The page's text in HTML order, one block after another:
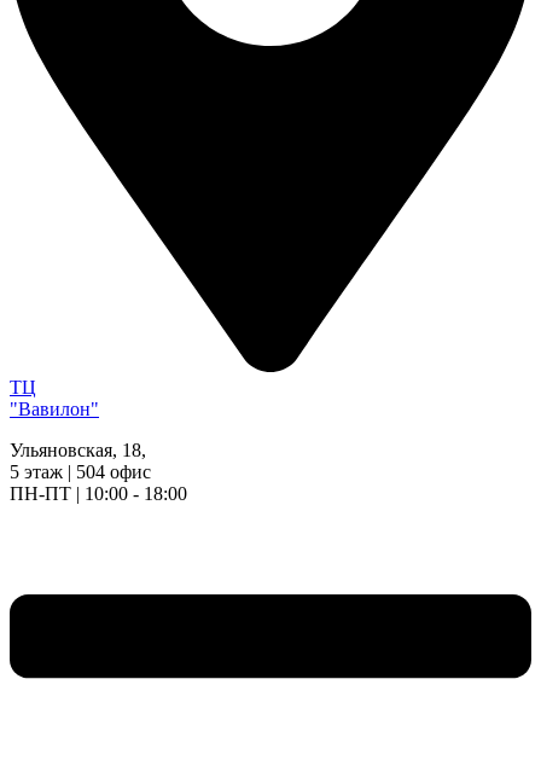
ТЦ
"Вавилон"
Ульяновская, 18,
5 этаж | 504 офис
ПН-ПТ | 10:00 - 18:00